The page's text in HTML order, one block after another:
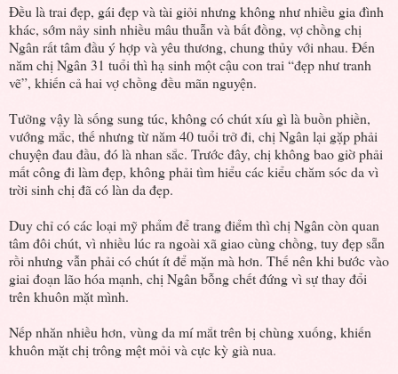
Đều là trai đẹp, gái đẹp và tài giỏi nhưng không như nhiều gia đình
khác, sớm nảy sinh nhiều mâu thuẫn và bất đồng, vợ chồng chị
Ngân rất tâm đầu ý hợp và yêu thương, chung thủy với nhau. Đến
năm chị Ngân 31 tuổi thì hạ sinh một cậu con trai “đẹp như tranh
vẽ”, khiến cả hai vợ chồng đều mãn nguyện.
Tưởng vậy là sống sung túc, không có chút xíu gì là buồn phiền,
vướng mắc, thế nhưng từ năm 40 tuổi trở đi, chị Ngân lại gặp phải
chuyện đau đầu, đó là nhan sắc. Trước đây, chị không bao giờ phải
mất công đi làm đẹp, không phải tìm hiểu các kiểu chăm sóc da vì
trời sinh chị đã có làn da đẹp.
Duy chỉ có các loại mỹ phẩm để trang điểm thì chị Ngân còn quan
tâm đôi chút, vì nhiều lúc ra ngoài xã giao cùng chồng, tuy đẹp sẵn
rồi nhưng vẫn phải có chút ít để mặn mà hơn. Thế nên khi bước vào
giai đoạn lão hóa mạnh, chị Ngân bỗng chết đứng vì sự thay đổi
trên khuôn mặt mình.
Nếp nhăn nhiều hơn, vùng da mí mắt trên bị chùng xuống, khiến
khuôn mặt chị trông mệt mỏi và cực kỳ già nua.